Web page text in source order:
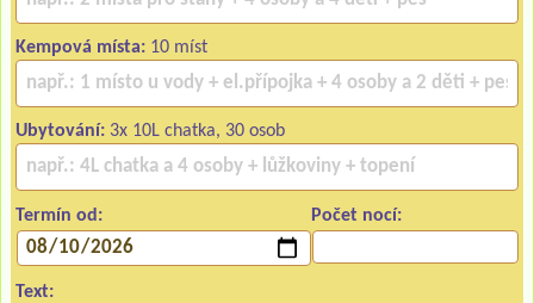
Kempová místa: 10 míst
Ubytování: 3x 10L chatka, 30 osob
Termín od: Počet nocí:
Text: